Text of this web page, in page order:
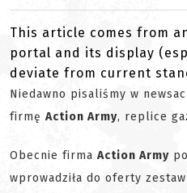
This article comes from
portal and its display
deviate from current
Niedawno pisaliśmy w
firmę Action Army, replice
Obecnie firma Action Army
wprowadziła do oferty